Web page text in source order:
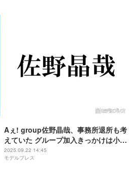
Aぇ! group佐野晶哉、事務所退所も考
えていた グループ加入きっかけは小島
健「楽屋で土下座して」
2025.09.22 14:45
モデルプレス